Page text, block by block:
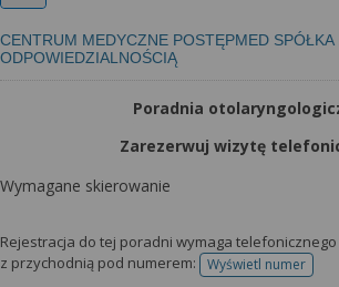
CENTRUM MEDYCZNE POSTĘPMED
ODPOWIEDZIALNOŚCIĄ
Poradnia
Zarezerwuj wizytę
Wymagane skierowanie
Rejestracja do tej poradni wymaga
z przychodnią pod numerem:
Wyświetl numer
telefonu do